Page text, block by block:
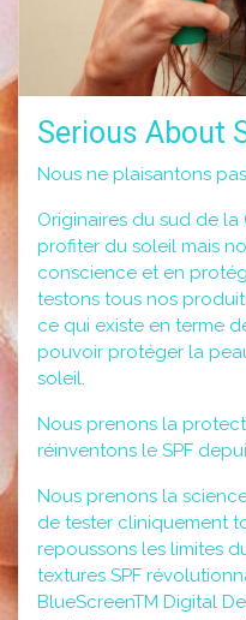
Serious About
Nous ne plaisantons
Originaires du sud de
profiter du soleil mais
conscience et en
testons tous nos
ce qui existe en terme
pouvoir protéger la
soleil.
Nous prenons la
réinventons le SPF
Nous prenons la
de tester cliniquement
repoussons les limites
textures SPF
BlueScreenTM Digital